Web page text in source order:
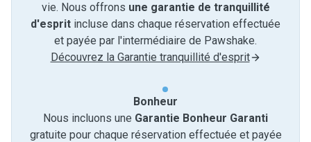
vie. Nous offrons une garantie de tranquillité
d'esprit incluse dans chaque réservation effectuée
et payée par l'intermédiaire de Pawshake.
Découvrez la Garantie tranquillité d'esprit
Bonheur
Nous incluons une Garantie Bonheur Garanti
gratuite pour chaque réservation effectuée et payée